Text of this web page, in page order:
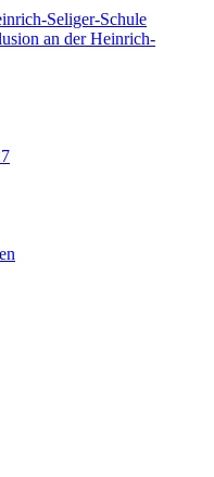
Seliger-Schule
an der Heinrich-